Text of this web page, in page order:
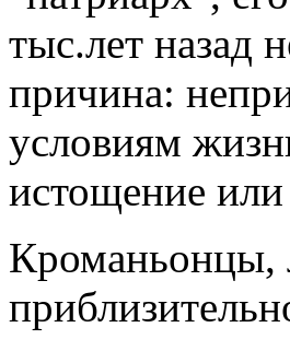
тыс.лет назад
причина:
условиям
истощение
Кроманьонцы,